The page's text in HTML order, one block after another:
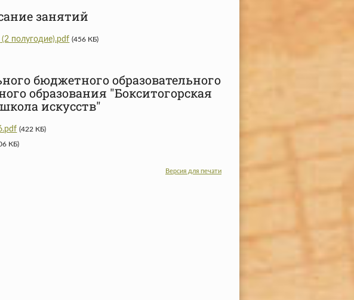
занятий
(2 полугодие).pdf (456 КБ)
бюджетного образовательного
образования "Бокситогорская
искусств"
(422 КБ)
КБ)
Версия для печати